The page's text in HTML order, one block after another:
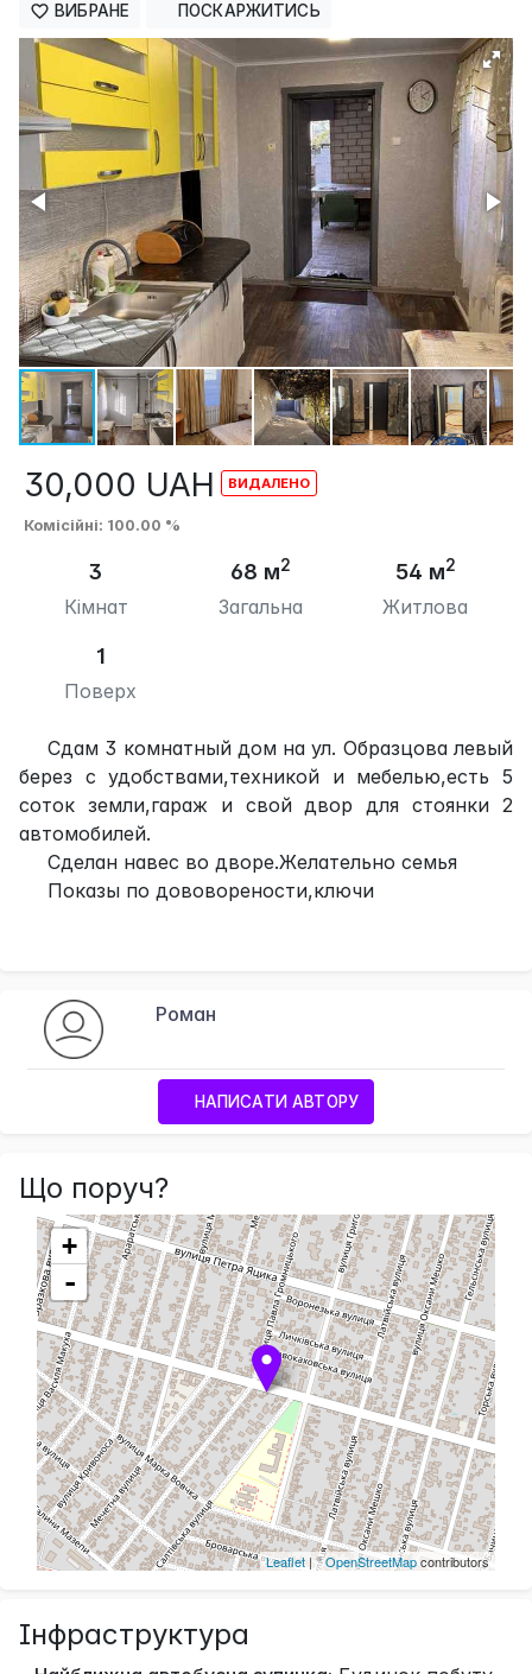
ВИБРАНЕ ПОСКАРЖИТИСЬ
30,000 UAH
Комісійні: 100.00 %
3
Кімнат
68 м2
Загальна
54 м2
Житлова
1
Поверх
Сдам 3 комнатный дом на ул. Образцова левый
берез с удобствами,техникой и мебелью,есть 5
соток земли,гараж и свой двор для стоянки 2
автомобилей.
Сделан навес во дворе.Желательно семья
Показы по дововорености,ключи
Роман
НАПИСАТИ АВТОРУ
Що поруч?
+
-
Leaflet | ©OpenStreetMapcontributors
Інфраструктура